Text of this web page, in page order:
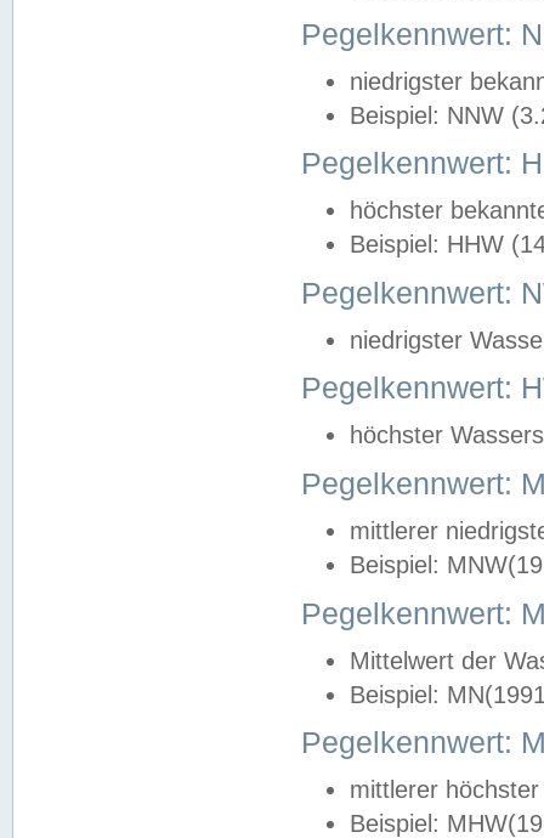
Pegelkennwert:
niedrigster
Beispiel: NNW
Pegelkennwert:
höchster
Beispiel: HHW
Pegelkennwert:
niedrigster
Pegelkennwert:
höchster
Pegelkennwert:
mittlerer
Beispiel:
Pegelkennwert:
Mittelwert der
Beispiel:
Pegelkennwert:
mittlerer
Beispiel: